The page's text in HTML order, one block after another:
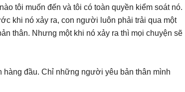
tôi muốn đến và tôi có toàn quyền kiểm soát nó.
khi nó xảy ra, con người luôn phải trải qua một
thân. Nhưng một khi nó xảy ra thì mọi chuyện sẽ
đầu. Chỉ những người yêu bản thân mình